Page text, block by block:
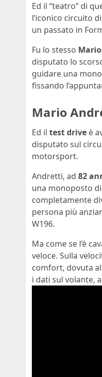
Ed il “teatro” di
l’iconico circuito di
un passato in
Fu lo stesso
disputato lo
guidare una
fissando
Mario
Ed il test drive è
disputato sul
motorsport.
Andretti, ad 82
una monoposto
completamente
persona più
W196.
Ma come se l’è
veloce. Sulla
comfort, dovuta
i dati sul volante,